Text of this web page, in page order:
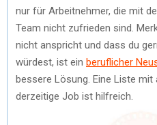
nur für Arbeitnehmer, die mit
Team nicht zufrieden sind.
nicht anspricht und dass du
würdest, ist ein beruflicher
bessere Lösung. Eine Liste
derzeitige Job ist hilfreich.